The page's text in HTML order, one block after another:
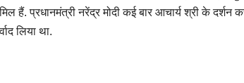
हैं. प्रधानमंत्री नरेंद्र मोदी कई बार आचार्य श्री के
लिया था.